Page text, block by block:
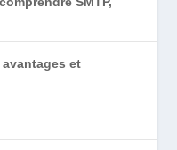
et